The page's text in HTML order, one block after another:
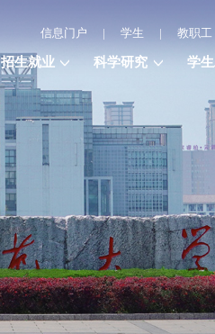
信息门户 | 学生 | 教职工
招生就业 科学研究 学